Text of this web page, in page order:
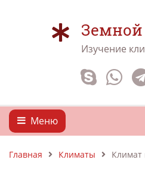
Изучение
Меню
Главная Климаты Климат